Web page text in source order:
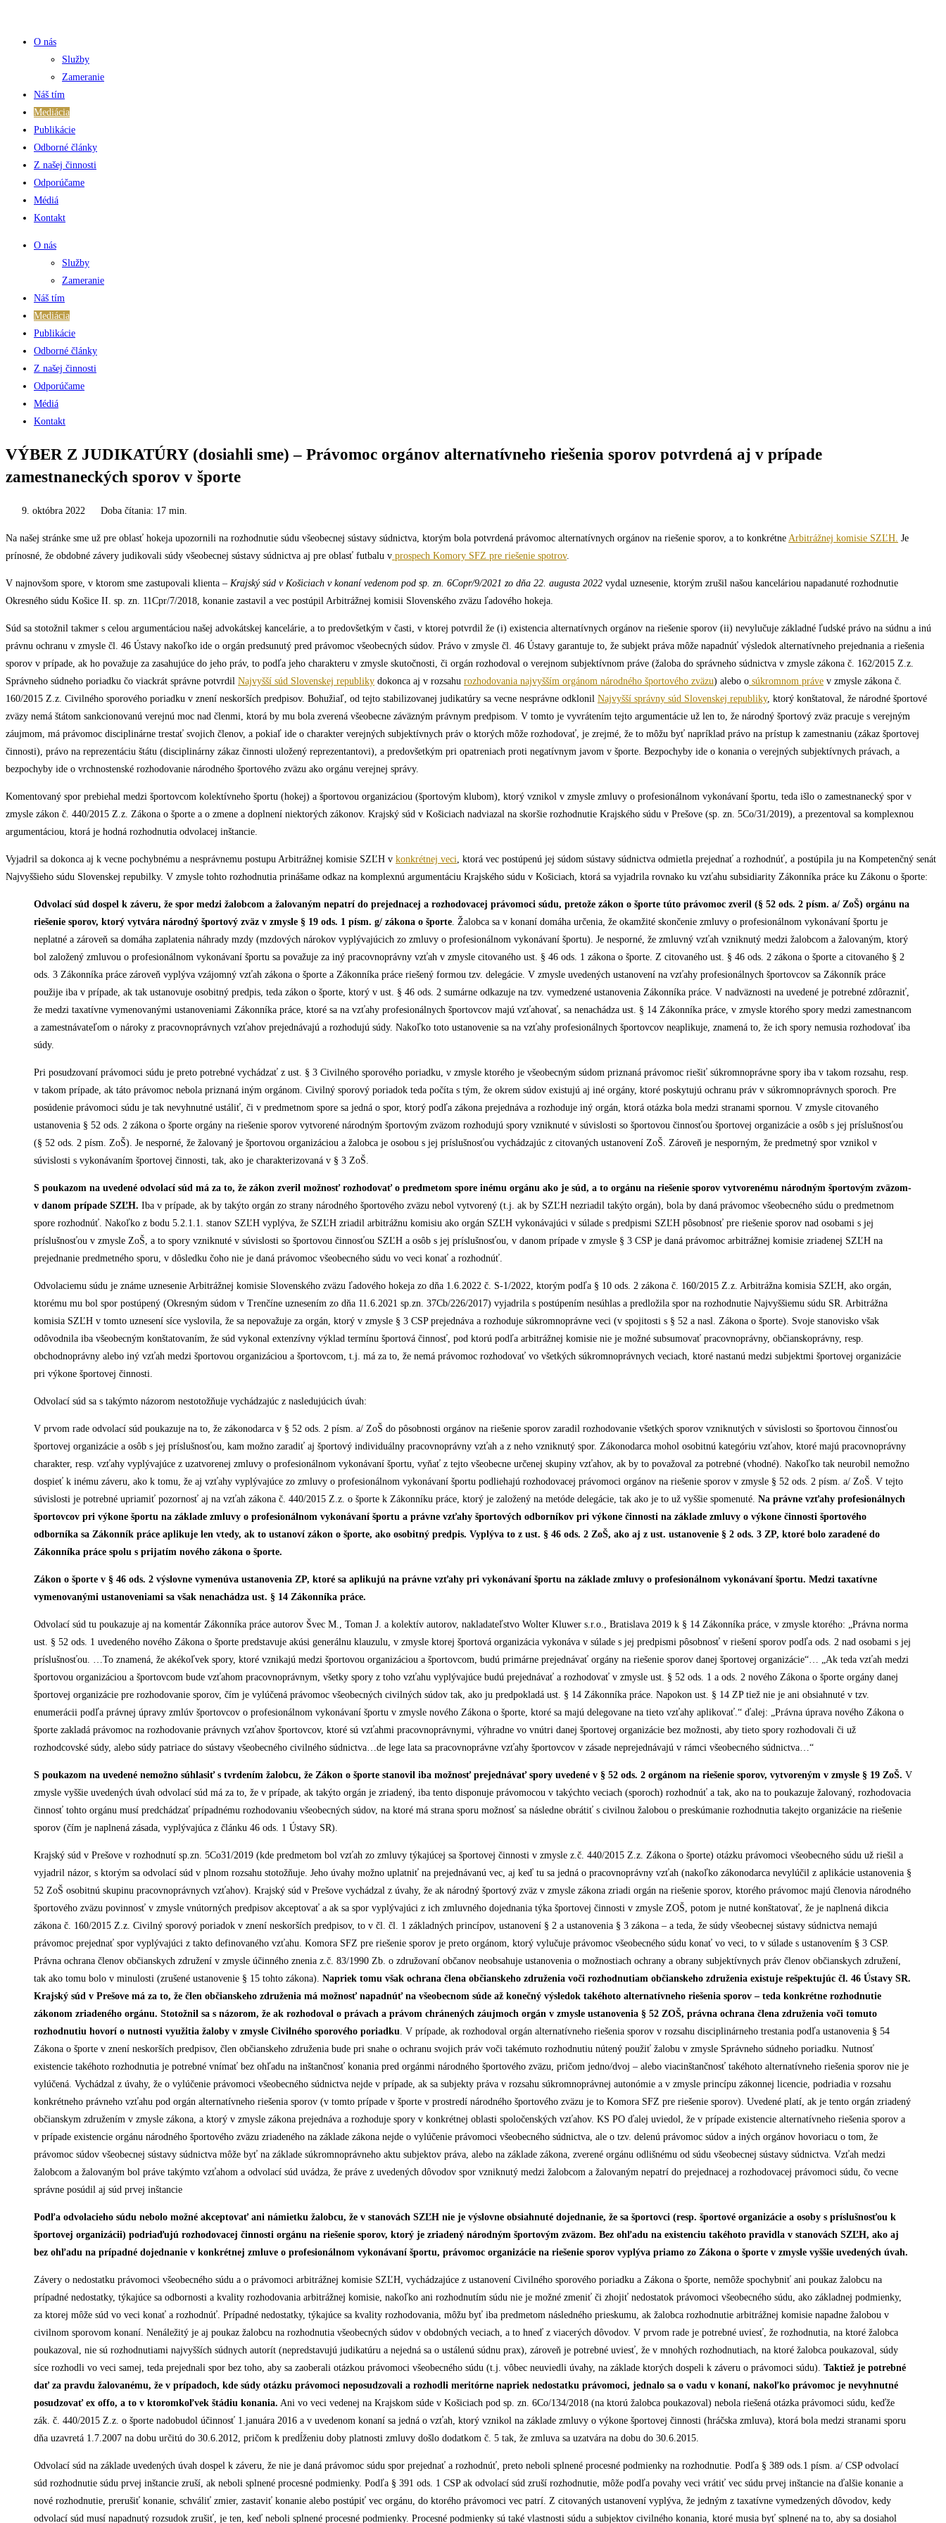
O nás
Služby
Zameranie
Náš tím
Mediácia
Publikácie
Odborné články
Z našej činnosti
Odporúčame
Médiá
Kontakt
O nás
Služby
Zameranie
Náš tím
Mediácia
Publikácie
Odborné články
Z našej činnosti
Odporúčame
Médiá
Kontakt
VÝBER Z JUDIKATÚRY (dosiahli sme) – Právomoc orgánov alternatívneho riešenia sporov potvrdená aj v prípade
zamestnaneckých sporov v športe
9. októbra 2022 Doba čítania: 17 min.
Na našej stránke sme už pre oblasť hokeja upozornili na rozhodnutie súdu všeobecnej sústavy súdnictva, ktorým bola potvrdená právomoc alternatívnych orgánov na riešenie sporov, a to konkrétne Arbitrážnej komisie SZĽH. Je
prínosné, že obdobné závery judikovali súdy všeobecnej sústavy súdnictva aj pre oblasť futbalu v prospech Komory SFZ pre riešenie spotrov.
V najnovšom spore, v ktorom sme zastupovali klienta – Krajský súd v Košiciach v konaní vedenom pod sp. zn. 6Copr/9/2021 zo dňa 22. augusta 2022 vydal uznesenie, ktorým zrušil našou kanceláriou napadanuté rozhodnutie
Okresného súdu Košice II. sp. zn. 11Cpr/7/2018, konanie zastavil a vec postúpil Arbitrážnej komisii Slovenského zväzu ľadového hokeja.
Súd sa stotožnil takmer s celou argumentáciou našej advokátskej kancelárie, a to predovšetkým v časti, v ktorej potvrdil že (i) existencia alternatívnych orgánov na riešenie sporov (ii) nevylučuje základné ľudské právo na súdnu a inú
právnu ochranu v zmysle čl. 46 Ústavy nakoľko ide o orgán predsunutý pred právomoc všeobecných súdov. Právo v zmysle čl. 46 Ústavy garantuje to, že subjekt práva môže napadnúť výsledok alternatívneho prejednania a riešenia
sporov v prípade, ak ho považuje za zasahujúce do jeho práv, to podľa jeho charakteru v zmysle skutočnosti, či orgán rozhodoval o verejnom subjektívnom práve (žaloba do správneho súdnictva v zmysle zákona č. 162/2015 Z.z.
Správneho súdneho poriadku čo viackrát správne potvrdil Najvyšší súd Slovenskej republiky dokonca aj v rozsahu rozhodovania najvyšším orgánom národného športového zväzu) alebo o súkromnom práve v zmysle zákona č.
160/2015 Z.z. Civilného sporového poriadku v znení neskorších predpisov. Bohužiaľ, od tejto stabilizovanej judikatúry sa vecne nesprávne odklonil Najvyšší správny súd Slovenskej republiky, ktorý konštatoval, že národné športové
zväzy nemá štátom sankcionovanú verejnú moc nad členmi, ktorá by mu bola zverená všeobecne záväzným právnym predpisom. V tomto je vyvrátením tejto argumentácie už len to, že národný športový zväz pracuje s verejným
záujmom, má právomoc disciplinárne trestať svojich členov, a pokiaľ ide o charakter verejných subjektívnych práv o ktorých môže rozhodovať, je zrejmé, že to môžu byť napríklad právo na prístup k zamestnaniu (zákaz športovej
činnosti), právo na reprezentáciu štátu (disciplinárny zákaz činnosti uložený reprezentantovi), a predovšetkým pri opatreniach proti negatívnym javom v športe. Bezpochyby ide o konania o verejných subjektívnych právach, a
bezpochyby ide o vrchnostenské rozhodovanie národného športového zväzu ako orgánu verejnej správy.
Komentovaný spor prebiehal medzi športovcom kolektívneho športu (hokej) a športovou organizáciou (športovým klubom), ktorý vznikol v zmysle zmluvy o profesionálnom vykonávaní športu, teda išlo o zamestnanecký spor v
zmysle zákon č. 440/2015 Z.z. Zákona o športe a o zmene a doplnení niektorých zákonov. Krajský súd v Košiciach nadviazal na skoršie rozhodnutie Krajského súdu v Prešove (sp. zn. 5Co/31/2019), a prezentoval sa komplexnou
argumentáciou, ktorá je hodná rozhodnutia odvolacej inštancie.
Vyjadril sa dokonca aj k vecne pochybnému a nesprávnemu postupu Arbitrážnej komisie SZĽH v konkrétnej veci, ktorá vec postúpenú jej súdom sústavy súdnictva odmietla prejednať a rozhodnúť, a postúpila ju na Kompetenčný senát
Najvyššieho súdu Slovenskej repubilky. V zmysle tohto rozhodnutia prinášame odkaz na komplexnú argumentáciu Krajského súdu v Košiciach, ktorá sa vyjadrila rovnako ku vzťahu subsidiarity Zákonníka práce ku Zákonu o športe:
Odvolací súd dospel k záveru, že spor medzi žalobcom a žalovaným nepatrí do prejednacej a rozhodovacej právomoci súdu, pretože zákon o športe túto právomoc zveril (§ 52 ods. 2 písm. a/ ZoŠ) orgánu na
riešenie sporov, ktorý vytvára národný športový zväz v zmysle § 19 ods. 1 písm. g/ zákona o športe. Žalobca sa v konaní domáha určenia, že okamžité skončenie zmluvy o profesionálnom vykonávaní športu je
neplatné a zároveň sa domáha zaplatenia náhrady mzdy (mzdových nárokov vyplývajúcich zo zmluvy o profesionálnom vykonávaní športu). Je nesporné, že zmluvný vzťah vzniknutý medzi žalobcom a žalovaným, ktorý
bol založený zmluvou o profesionálnom vykonávaní športu sa považuje za iný pracovnoprávny vzťah v zmysle citovaného ust. § 46 ods. 1 zákona o športe. Z citovaného ust. § 46 ods. 2 zákona o športe a citovaného § 2
ods. 3 Zákonníka práce zároveň vyplýva vzájomný vzťah zákona o športe a Zákonníka práce riešený formou tzv. delegácie. V zmysle uvedených ustanovení na vzťahy profesionálnych športovcov sa Zákonník práce
použije iba v prípade, ak tak ustanovuje osobitný predpis, teda zákon o športe, ktorý v ust. § 46 ods. 2 sumárne odkazuje na tzv. vymedzené ustanovenia Zákonníka práce. V nadväznosti na uvedené je potrebné zdôrazniť,
že medzi taxatívne vymenovanými ustanoveniami Zákonníka práce, ktoré sa na vzťahy profesionálnych športovcov majú vzťahovať, sa nenachádza ust. § 14 Zákonníka práce, v zmysle ktorého spory medzi zamestnancom
a zamestnávateľom o nároky z pracovnoprávnych vzťahov prejednávajú a rozhodujú súdy. Nakoľko toto ustanovenie sa na vzťahy profesionálnych športovcov neaplikuje, znamená to, že ich spory nemusia rozhodovať iba
súdy.
Pri posudzovaní právomoci súdu je preto potrebné vychádzať z ust. § 3 Civilného sporového poriadku, v zmysle ktorého je všeobecným súdom priznaná právomoc riešiť súkromnoprávne spory iba v takom rozsahu, resp.
v takom prípade, ak táto právomoc nebola priznaná iným orgánom. Civilný sporový poriadok teda počíta s tým, že okrem súdov existujú aj iné orgány, ktoré poskytujú ochranu práv v súkromnoprávnych sporoch. Pre
posúdenie právomoci súdu je tak nevyhnutné ustáliť, či v predmetnom spore sa jedná o spor, ktorý podľa zákona prejednáva a rozhoduje iný orgán, ktorá otázka bola medzi stranami spornou. V zmysle citovaného
ustanovenia § 52 ods. 2 zákona o športe orgány na riešenie sporov vytvorené národným športovým zväzom rozhodujú spory vzniknuté v súvislosti so športovou činnosťou športovej organizácie a osôb s jej príslušnosťou
(§ 52 ods. 2 písm. ZoŠ). Je nesporné, že žalovaný je športovou organizáciou a žalobca je osobou s jej príslušnosťou vychádzajúc z citovaných ustanovení ZoŠ. Zároveň je nesporným, že predmetný spor vznikol v
súvislosti s vykonávaním športovej činnosti, tak, ako je charakterizovaná v § 3 ZoŠ.
S poukazom na uvedené odvolací súd má za to, že zákon zveril možnosť rozhodovať o predmetom spore inému orgánu ako je súd, a to orgánu na riešenie sporov vytvorenému národným športovým zväzom-
v danom prípade SZĽH. Iba v prípade, ak by takýto orgán zo strany národného športového zväzu nebol vytvorený (t.j. ak by SZĽH nezriadil takýto orgán), bola by daná právomoc všeobecného súdu o predmetnom
spore rozhodnúť. Nakoľko z bodu 5.2.1.1. stanov SZĽH vyplýva, že SZĽH zriadil arbitrážnu komisiu ako orgán SZĽH vykonávajúci v súlade s predpismi SZĽH pôsobnosť pre riešenie sporov nad osobami s jej
príslušnosťou v zmysle ZoŠ, a to spory vzniknuté v súvislosti so športovou činnosťou SZĽH a osôb s jej príslušnosťou, v danom prípade v zmysle § 3 CSP je daná právomoc arbitrážnej komisie zriadenej SZĽH na
prejednanie predmetného sporu, v dôsledku čoho nie je daná právomoc všeobecného súdu vo veci konať a rozhodnúť.
Odvolaciemu súdu je známe uznesenie Arbitrážnej komisie Slovenského zväzu ľadového hokeja zo dňa 1.6.2022 č. S-1/2022, ktorým podľa § 10 ods. 2 zákona č. 160/2015 Z.z. Arbitrážna komisia SZĽH, ako orgán,
ktorému mu bol spor postúpený (Okresným súdom v Trenčíne uznesením zo dňa 11.6.2021 sp.zn. 37Cb/226/2017) vyjadrila s postúpením nesúhlas a predložila spor na rozhodnutie Najvyššiemu súdu SR. Arbitrážna
komisia SZĽH v tomto uznesení síce vyslovila, že sa nepovažuje za orgán, ktorý v zmysle § 3 CSP prejednáva a rozhoduje súkromnoprávne veci (v spojitosti s § 52 a nasl. Zákona o športe). Svoje stanovisko však
odôvodnila iba všeobecným konštatovaním, že súd vykonal extenzívny výklad termínu športová činnosť, pod ktorú podľa arbitrážnej komisie nie je možné subsumovať pracovnoprávny, občianskoprávny, resp.
obchodnoprávny alebo iný vzťah medzi športovou organizáciou a športovcom, t.j. má za to, že nemá právomoc rozhodovať vo všetkých súkromnoprávnych veciach, ktoré nastanú medzi subjektmi športovej organizácie
pri výkone športovej činnosti.
Odvolací súd sa s takýmto názorom nestotožňuje vychádzajúc z nasledujúcich úvah:
V prvom rade odvolací súd poukazuje na to, že zákonodarca v § 52 ods. 2 písm. a/ ZoŠ do pôsobnosti orgánov na riešenie sporov zaradil rozhodovanie všetkých sporov vzniknutých v súvislosti so športovou činnosťou
športovej organizácie a osôb s jej príslušnosťou, kam možno zaradiť aj športový individuálny pracovnoprávny vzťah a z neho vzniknutý spor. Zákonodarca mohol osobitnú kategóriu vzťahov, ktoré majú pracovnoprávny
charakter, resp. vzťahy vyplývajúce z uzatvorenej zmluvy o profesionálnom vykonávaní športu, vyňať z tejto všeobecne určenej skupiny vzťahov, ak by to považoval za potrebné (vhodné). Nakoľko tak neurobil nemožno
dospieť k inému záveru, ako k tomu, že aj vzťahy vyplývajúce zo zmluvy o profesionálnom vykonávaní športu podliehajú rozhodovacej právomoci orgánov na riešenie sporov v zmysle § 52 ods. 2 písm. a/ ZoŠ. V tejto
súvislosti je potrebné upriamiť pozornosť aj na vzťah zákona č. 440/2015 Z.z. o športe k Zákonníku práce, ktorý je založený na metóde delegácie, tak ako je to už vyššie spomenuté. Na právne vzťahy profesionálnych
športovcov pri výkone športu na základe zmluvy o profesionálnom vykonávaní športu a právne vzťahy športových odborníkov pri výkone činnosti na základe zmluvy o výkone činnosti športového
odborníka sa Zákonník práce aplikuje len vtedy, ak to ustanoví zákon o športe, ako osobitný predpis. Vyplýva to z ust. § 46 ods. 2 ZoŠ, ako aj z ust. ustanovenie § 2 ods. 3 ZP, ktoré bolo zaradené do
Zákonníka práce spolu s prijatím nového zákona o športe.
Zákon o športe v § 46 ods. 2 výslovne vymenúva ustanovenia ZP, ktoré sa aplikujú na právne vzťahy pri vykonávaní športu na základe zmluvy o profesionálnom vykonávaní športu. Medzi taxatívne
vymenovanými ustanoveniami sa však nenachádza ust. § 14 Zákonníka práce.
Odvolací súd tu poukazuje aj na komentár Zákonníka práce autorov Švec M., Toman J. a kolektív autorov, nakladateľstvo Wolter Kluwer s.r.o., Bratislava 2019 k § 14 Zákonníka práce, v zmysle ktorého: „Právna norma
ust. § 52 ods. 1 uvedeného nového Zákona o športe predstavuje akúsi generálnu klauzulu, v zmysle ktorej športová organizácia vykonáva v súlade s jej predpismi pôsobnosť v riešení sporov podľa ods. 2 nad osobami s jej
príslušnosťou. …To znamená, že akékoľvek spory, ktoré vznikajú medzi športovou organizáciou a športovcom, budú primárne prejednávať orgány na riešenie sporov danej športovej organizácie“… „Ak teda vzťah medzi
športovou organizáciou a športovcom bude vzťahom pracovnoprávnym, všetky spory z toho vzťahu vyplývajúce budú prejednávať a rozhodovať v zmysle ust. § 52 ods. 1 a ods. 2 nového Zákona o športe orgány danej
športovej organizácie pre rozhodovanie sporov, čím je vylúčená právomoc všeobecných civilných súdov tak, ako ju predpokladá ust. § 14 Zákonníka práce. Napokon ust. § 14 ZP tiež nie je ani obsiahnuté v tzv.
enumerácii podľa právnej úpravy zmlúv športovcov o profesionálnom vykonávaní športu v zmysle nového Zákona o športe, ktoré sa majú delegovane na tieto vzťahy aplikovať.“ ďalej: „Právna úprava nového Zákona o
športe zakladá právomoc na rozhodovanie právnych vzťahov športovcov, ktoré sú vzťahmi pracovnoprávnymi, výhradne vo vnútri danej športovej organizácie bez možnosti, aby tieto spory rozhodovali či už
rozhodcovské súdy, alebo súdy patriace do sústavy všeobecného civilného súdnictva…de lege lata sa pracovnoprávne vzťahy športovcov v zásade neprejednávajú v rámci všeobecného súdnictva…“
S poukazom na uvedené nemožno súhlasiť s tvrdením žalobcu, že Zákon o športe stanovil iba možnosť prejednávať spory uvedené v § 52 ods. 2 orgánom na riešenie sporov, vytvoreným v zmysle § 19 ZoŠ. V
zmysle vyššie uvedených úvah odvolací súd má za to, že v prípade, ak takýto orgán je zriadený, iba tento disponuje právomocou v takýchto veciach (sporoch) rozhodnúť a tak, ako na to poukazuje žalovaný, rozhodovacia
činnosť tohto orgánu musí predchádzať prípadnému rozhodovaniu všeobecných súdov, na ktoré má strana sporu možnosť sa následne obrátiť s civilnou žalobou o preskúmanie rozhodnutia takejto organizácie na riešenie
sporov (čím je naplnená zásada, vyplývajúca z článku 46 ods. 1 Ústavy SR).
Krajský súd v Prešove v rozhodnutí sp.zn. 5Co31/2019 (kde predmetom bol vzťah zo zmluvy týkajúcej sa športovej činnosti v zmysle z.č. 440/2015 Z.z. Zákona o športe) otázku právomoci všeobecného súdu už riešil a
vyjadril názor, s ktorým sa odvolací súd v plnom rozsahu stotožňuje. Jeho úvahy možno uplatniť na prejednávanú vec, aj keď tu sa jedná o pracovnoprávny vzťah (nakoľko zákonodarca nevylúčil z aplikácie ustanovenia §
52 ZoŠ osobitnú skupinu pracovnoprávnych vzťahov). Krajský súd v Prešove vychádzal z úvahy, že ak národný športový zväz v zmysle zákona zriadi orgán na riešenie sporov, ktorého právomoc majú členovia národného
športového zväzu povinnosť v zmysle vnútorných predpisov akceptovať a ak sa spor vyplývajúci z ich zmluvného dojednania týka športovej činnosti v zmysle ZOŠ, potom je nutné konštatovať, že je naplnená dikcia
zákona č. 160/2015 Z.z. Civilný sporový poriadok v znení neskorších predpisov, to v čl. čl. 1 základných princípov, ustanovení § 2 a ustanovenia § 3 zákona – a teda, že súdy všeobecnej sústavy súdnictva nemajú
právomoc prejednať spor vyplývajúci z takto definovaného vzťahu. Komora SFZ pre riešenie sporov je preto orgánom, ktorý vylučuje právomoc všeobecného súdu konať vo veci, to v súlade s ustanovením § 3 CSP.
Právna ochrana členov občianskych združení v zmysle účinného znenia z.č. 83/1990 Zb. o združovaní občanov neobsahuje ustanovenia o možnostiach ochrany a obrany subjektívnych práv členov občianskych združení,
tak ako tomu bolo v minulosti (zrušené ustanovenie § 15 tohto zákona). Napriek tomu však ochrana člena občianskeho združenia voči rozhodnutiam občianskeho združenia existuje rešpektujúc čl. 46 Ústavy SR.
Krajský súd v Prešove má za to, že člen občianskeho združenia má možnosť napadnúť na všeobecnom súde až konečný výsledok takéhoto alternatívneho riešenia sporov – teda konkrétne rozhodnutie
zákonom zriadeného orgánu. Stotožnil sa s názorom, že ak rozhodoval o právach a právom chránených záujmoch orgán v zmysle ustanovenia § 52 ZOŠ, právna ochrana člena združenia voči tomuto
rozhodnutiu hovorí o nutnosti využitia žaloby v zmysle Civilného sporového poriadku. V prípade, ak rozhodoval orgán alternatívneho riešenia sporov v rozsahu disciplinárneho trestania podľa ustanovenia § 54
Zákona o športe v znení neskorších predpisov, člen občianskeho združenia bude pri snahe o ochranu svojich práv voči takémuto rozhodnutiu nútený použiť žalobu v zmysle Správneho súdneho poriadku. Nutnosť
existencie takéhoto rozhodnutia je potrebné vnímať bez ohľadu na inštančnosť konania pred orgánmi národného športového zväzu, pričom jedno/dvoj – alebo viacinštančnosť takéhoto alternatívneho riešenia sporov nie je
vylúčená. Vychádzal z úvahy, že o vylúčenie právomoci všeobecného súdnictva nejde v prípade, ak sa subjekty práva v rozsahu súkromnoprávnej autonómie a v zmysle princípu zákonnej licencie, podriadia v rozsahu
konkrétneho právneho vzťahu pod orgán alternatívneho riešenia sporov (v tomto prípade v športe v prostredí národného športového zväzu je to Komora SFZ pre riešenie sporov). Uvedené platí, ak je tento orgán zriadený
občianskym združením v zmysle zákona, a ktorý v zmysle zákona prejednáva a rozhoduje spory v konkrétnej oblasti spoločenských vzťahov. KS PO ďalej uviedol, že v prípade existencie alternatívneho riešenia sporov a
v prípade existencie orgánu národného športového zväzu zriadeného na základe zákona nejde o vylúčenie právomoci všeobecného súdnictva, ale o tzv. delenú právomoc súdov a iných orgánov hovoriacu o tom, že
právomoc súdov všeobecnej sústavy súdnictva môže byť na základe súkromnoprávneho aktu subjektov práva, alebo na základe zákona, zverené orgánu odlišnému od súdu všeobecnej sústavy súdnictva. Vzťah medzi
žalobcom a žalovaným bol práve takýmto vzťahom a odvolací súd uvádza, že práve z uvedených dôvodov spor vzniknutý medzi žalobcom a žalovaným nepatrí do prejednacej a rozhodovacej právomoci súdu, čo vecne
správne posúdil aj súd prvej inštancie
Podľa odvolacieho súdu nebolo možné akceptovať ani námietku žalobcu, že v stanovách SZĽH nie je výslovne obsiahnuté dojednanie, že sa športovci (resp. športové organizácie a osoby s príslušnosťou k
športovej organizácii) podriaďujú rozhodovacej činnosti orgánu na riešenie sporov, ktorý je zriadený národným športovým zväzom. Bez ohľadu na existenciu takéhoto pravidla v stanovách SZĽH, ako aj
bez ohľadu na prípadné dojednanie v konkrétnej zmluve o profesionálnom vykonávaní športu, právomoc organizácie na riešenie sporov vyplýva priamo zo Zákona o športe v zmysle vyššie uvedených úvah.
Závery o nedostatku právomoci všeobecného súdu a o právomoci arbitrážnej komisie SZĽH, vychádzajúce z ustanovení Civilného sporového poriadku a Zákona o športe, nemôže spochybniť ani poukaz žalobcu na
prípadné nedostatky, týkajúce sa odbornosti a kvality rozhodovania arbitrážnej komisie, nakoľko ani rozhodnutím súdu nie je možné zmeniť či zhojiť nedostatok právomoci všeobecného súdu, ako základnej podmienky,
za ktorej môže súd vo veci konať a rozhodnúť. Prípadné nedostatky, týkajúce sa kvality rozhodovania, môžu byť iba predmetom následného prieskumu, ak žalobca rozhodnutie arbitrážnej komisie napadne žalobou v
civilnom sporovom konaní. Nenáležitý je aj poukaz žalobcu na rozhodnutia všeobecných súdov v obdobných veciach, a to hneď z viacerých dôvodov. V prvom rade je potrebné uviesť, že rozhodnutia, na ktoré žalobca
poukazoval, nie sú rozhodnutiami najvyšších súdnych autorít (nepredstavujú judikatúru a nejedná sa o ustálenú súdnu prax), zároveň je potrebné uviesť, že v mnohých rozhodnutiach, na ktoré žalobca poukazoval, súdy
síce rozhodli vo veci samej, teda prejednali spor bez toho, aby sa zaoberali otázkou právomoci všeobecného súdu (t.j. vôbec neuviedli úvahy, na základe ktorých dospeli k záveru o právomoci súdu). Taktiež je potrebné
dať za pravdu žalovanému, že v prípadoch, kde súdy otázku právomoci neposudzovali a rozhodli meritórne napriek nedostatku právomoci, jednalo sa o vadu v konaní, nakoľko právomoc je nevyhnutné
posudzovať ex offo, a to v ktoromkoľvek štádiu konania. Ani vo veci vedenej na Krajskom súde v Košiciach pod sp. zn. 6Co/134/2018 (na ktorú žalobca poukazoval) nebola riešená otázka právomoci súdu, keďže
zák. č. 440/2015 Z.z. o športe nadobudol účinnosť 1.januára 2016 a v uvedenom konaní sa jedná o vzťah, ktorý vznikol na základe zmluvy o výkone športovej činnosti (hráčska zmluva), ktorá bola medzi stranami sporu
dňa uzavretá 1.7.2007 na dobu určitú do 30.6.2012, pričom k predĺženiu doby platnosti zmluvy došlo dodatkom č. 5 tak, že zmluva sa uzatvára na dobu do 30.6.2015.
Odvolací súd na základe uvedených úvah dospel k záveru, že nie je daná právomoc súdu spor prejednať a rozhodnúť, preto neboli splnené procesné podmienky na rozhodnutie. Podľa § 389 ods.1 písm. a/ CSP odvolací
súd rozhodnutie súdu prvej inštancie zruší, ak neboli splnené procesné podmienky. Podľa § 391 ods. 1 CSP ak odvolací súd zruší rozhodnutie, môže podľa povahy veci vrátiť vec súdu prvej inštancie na ďalšie konanie a
nové rozhodnutie, prerušiť konanie, schváliť zmier, zastaviť konanie alebo postúpiť vec orgánu, do ktorého právomoci vec patrí. Z citovaných ustanovení vyplýva, že jedným z taxatívne vymedzených dôvodov, kedy
odvolací súd musí napadnutý rozsudok zrušiť, je ten, keď neboli splnené procesné podmienky. Procesné podmienky sú také vlastnosti súdu a subjektov civilného konania, ktoré musia byť splnené na to, aby sa dosiahol